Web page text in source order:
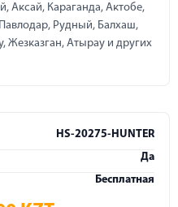
Аксай, Караганда, Актобе,
Рудный, Балхаш,
Жезказган, Атырау и других
HS-20275-HUNTER
Да
Бесплатная